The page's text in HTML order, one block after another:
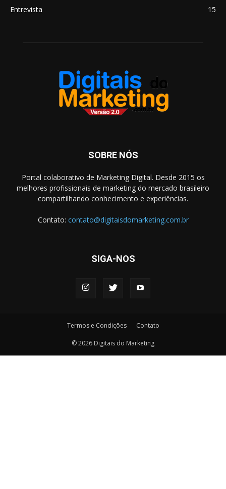
Entrevista
15
SOBRE NÓS
Portal colaborativo de Marketing Digital. Desde 2015 os
melhores profissionais de marketing do mercado brasileiro
compartilhando conhecimento e experiências.
Contato: contato@digitaisdomarketing.com.br
SIGA-NOS
Termos e Condições Contato
© 2026 Digitais do Marketing